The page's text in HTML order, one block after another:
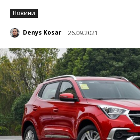
Новини
Denys Kosar 26.09.2021